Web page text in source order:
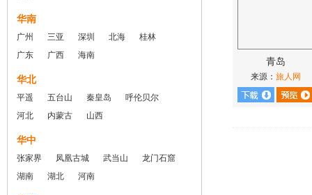
华南
广州 三亚 深圳 北海
桂林
广东
广西 海南
华北
平遥 五台山 秦皇岛
呼伦贝尔
河北
内蒙古 山西
华中
张家界 凤凰古城 武当山
龙门石窟
湖南
湖北 河南
青岛
来源： 旅人网